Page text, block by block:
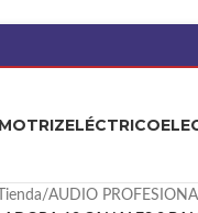
ELÉCTRICO
Tienda/AUDIO